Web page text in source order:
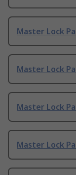
Master Lock
Master Lock
Master Lock
Master Lock